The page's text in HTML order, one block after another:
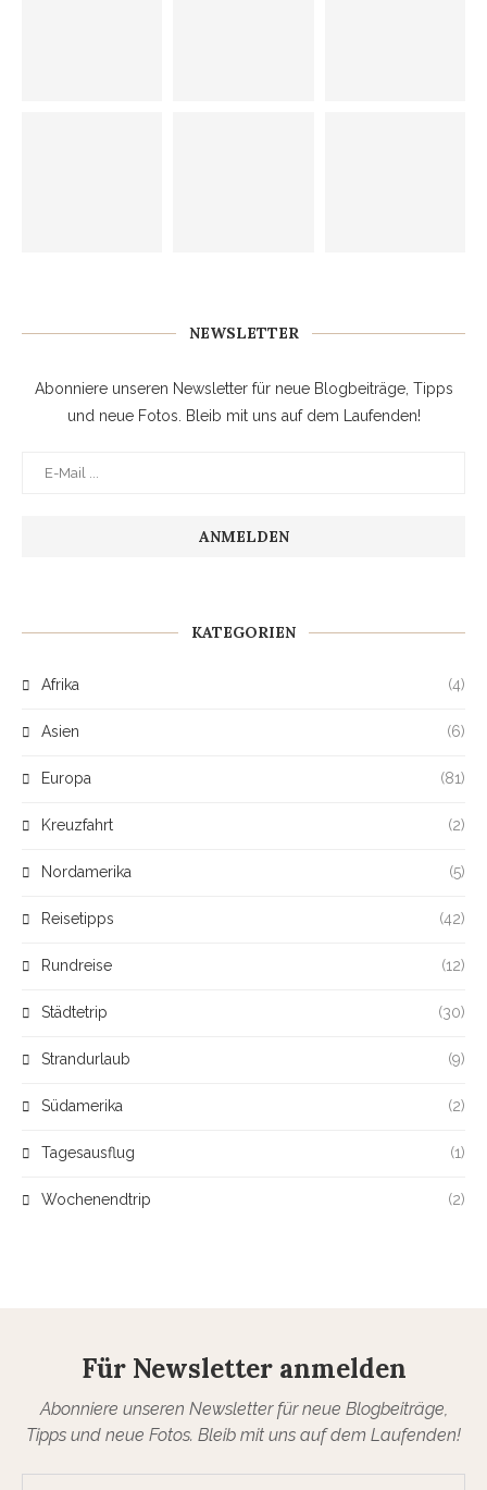
NEWSLETTER
Abonniere unseren Newsletter für neue Blogbeiträge, Tipps
und neue Fotos. Bleib mit uns auf dem Laufenden!
KATEGORIEN
Afrika (4)
Asien (6)
Europa (81)
Kreuzfahrt (2)
Nordamerika (5)
Reisetipps (42)
Rundreise (12)
Städtetrip (30)
Strandurlaub (9)
Südamerika (2)
Tagesausflug (1)
Wochenendtrip (2)
Für Newsletter anmelden
Abonniere unseren Newsletter für neue Blogbeiträge,
Tipps und neue Fotos. Bleib mit uns auf dem Laufenden!